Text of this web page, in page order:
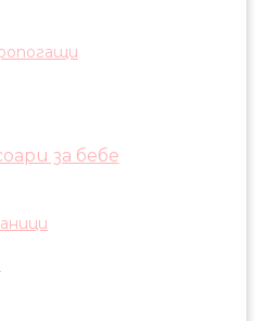
за бебе